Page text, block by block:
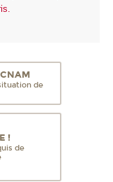
de
!
de